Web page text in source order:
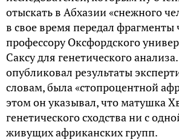
отыскать в Абхазии «снежного
в свое время передал фрагменты
профессору Оксфордского
Саксу для генетического
опубликовал результаты
словам, была «стопроцентной
этом он указывал, что матушка
генетического сходства ни с
живущих африканских групп.